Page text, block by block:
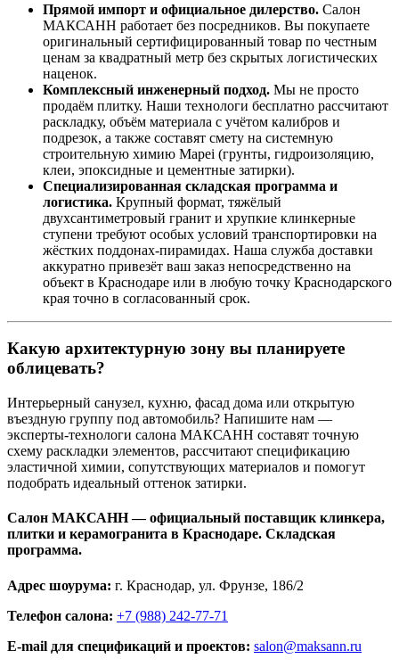
Прямой импорт и официальное дилерство. Салон
МАКСАНН работает без посредников. Вы покупаете
оригинальный сертифицированный товар по честным
ценам за квадратный метр без скрытых логистических
наценок.
Комплексный инженерный подход. Мы не просто
продаём плитку. Наши технологи бесплатно рассчитают
раскладку, объём материала с учётом калибров и
подрезок, а также составят смету на системную
строительную химию Mapei (грунты, гидроизоляцию,
клеи, эпоксидные и цементные затирки).
Специализированная складская программа и
логистика. Крупный формат, тяжёлый
двухсантиметровый гранит и хрупкие клинкерные
ступени требуют особых условий транспортировки на
жёстких поддонах‑пирамидах. Наша служба доставки
аккуратно привезёт ваш заказ непосредственно на
объект в Краснодаре или в любую точку Краснодарского
края точно в согласованный срок.
Какую архитектурную зону вы планируете
облицевать?
Интерьерный санузел, кухню, фасад дома или открытую
въездную группу под автомобиль? Напишите нам —
эксперты‑технологи салона МАКСАНН составят точную
схему раскладки элементов, рассчитают спецификацию
эластичной химии, сопутствующих материалов и помогут
подобрать идеальный оттенок затирки.
Салон МАКСАНН — официальный поставщик клинкера,
плитки и керамогранита в Краснодаре. Складская
программа.
Адрес шоурума: г. Краснодар, ул. Фрунзе, 186/2
Телефон салона: +7 (988) 242-77-71
E‑mail для спецификаций и проектов: salon@maksann.ru